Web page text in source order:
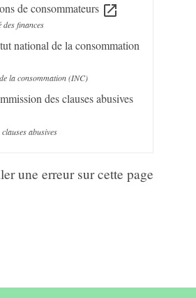
de consommateurs open_in_new
finances
national de la consommation
la consommation (INC)
des clauses abusives
abusives
une erreur sur cette page